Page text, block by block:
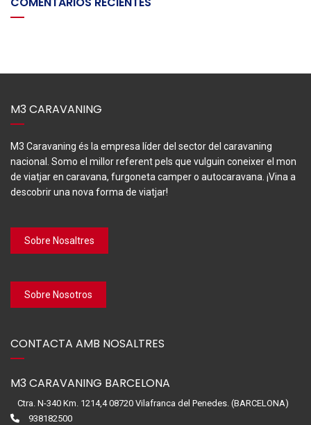
M3 CARAVANING
M3 Caravaning és la empresa líder del sector del caravaning
nacional. Somo el millor referent pels que vulguin coneixer el mon
de viatjar en caravana, furgoneta camper o autocaravana. ¡Vina a
descobrir una nova forma de viatjar!
Sobre Nosaltres
Sobre Nosotros
CONTACTA AMB NOSALTRES
M3 CARAVANING BARCELONA
Ctra. N-340 Km. 1214,4 08720 Vilafranca del Penedes. (BARCELONA)
938182500